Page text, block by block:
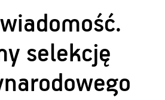
selekcję